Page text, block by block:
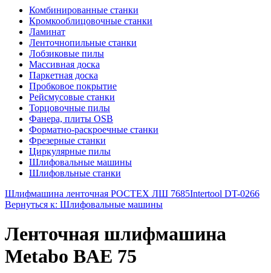
Комбинированные станки
Кромкооблицовочные станки
Ламинат
Ленточнопильные станки
Лобзиковые пилы
Массивная доска
Паркетная доска
Пробковое покрытие
Рейсмусовые станки
Торцовочные пилы
Фанера, плиты OSB
Форматно-раскроечные станки
Фрезерные станки
Циркулярные пилы
Шлифовальные машины
Шлифовльные станки
Шлифмашина ленточная РОСТЕХ ЛШ 7685Intertool DT-0266
Вернуться к: Шлифовальные машины
Ленточная шлифмашина
Metabo BAE 75